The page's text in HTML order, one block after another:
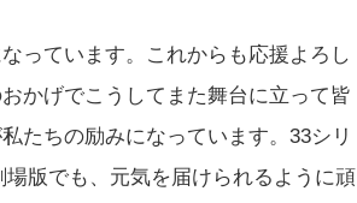
っています。これからも応援よろし
かげでこうしてまた舞台に立って皆
たちの励みになっています。33シリ
版でも、元気を届けられるように頑